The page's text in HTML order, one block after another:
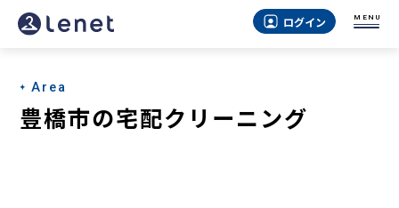
豊
市
の
ログイン MENU
Area
豊橋市の宅配クリーニング